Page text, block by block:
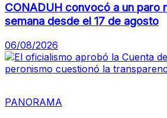
CONADUH convocó a un paro
semana desde el 17 de agosto
06/08/2026
PANORAMA